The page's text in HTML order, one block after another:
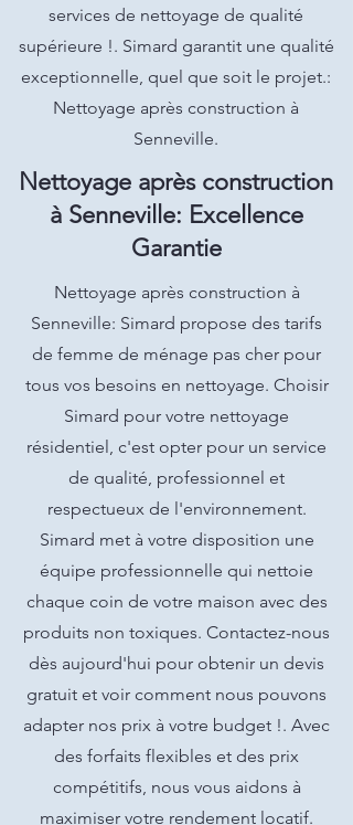
services de nettoyage de qualité
supérieure !. Simard garantit une qualité
exceptionnelle, quel que soit le projet.:
Nettoyage après construction à
Senneville.
Nettoyage après construction
à Senneville: Excellence
Garantie
Nettoyage après construction à
Senneville: Simard propose des tarifs
de femme de ménage pas cher pour
tous vos besoins en nettoyage. Choisir
Simard pour votre nettoyage
résidentiel, c'est opter pour un service
de qualité, professionnel et
respectueux de l'environnement.
Simard met à votre disposition une
équipe professionnelle qui nettoie
chaque coin de votre maison avec des
produits non toxiques. Contactez-nous
dès aujourd'hui pour obtenir un devis
gratuit et voir comment nous pouvons
adapter nos prix à votre budget !. Avec
des forfaits flexibles et des prix
compétitifs, nous vous aidons à
maximiser votre rendement locatif.